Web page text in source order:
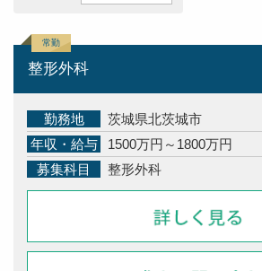
整形外科
勤務地
茨城県北茨城市
年収・給与
1500万円～1800万円
募集科目
整形外科